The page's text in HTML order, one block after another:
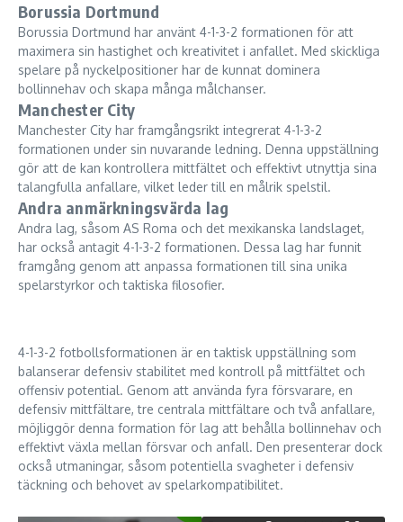
Borussia Dortmund
Borussia Dortmund har använt 4-1-3-2 formationen för att
maximera sin hastighet och kreativitet i anfallet. Med skickliga
spelare på nyckelpositioner har de kunnat dominera
bollinnehav och skapa många målchanser.
Manchester City
Manchester City har framgångsrikt integrerat 4-1-3-2
formationen under sin nuvarande ledning. Denna uppställning
gör att de kan kontrollera mittfältet och effektivt utnyttja sina
talangfulla anfallare, vilket leder till en målrik spelstil.
Andra anmärkningsvärda lag
Andra lag, såsom AS Roma och det mexikanska landslaget,
har också antagit 4-1-3-2 formationen. Dessa lag har funnit
framgång genom att anpassa formationen till sina unika
spelarstyrkor och taktiska filosofier.
4-1-3-2 fotbollsformationen är en taktisk uppställning som
balanserar defensiv stabilitet med kontroll på mittfältet och
offensiv potential. Genom att använda fyra försvarare, en
defensiv mittfältare, tre centrala mittfältare och två anfallare,
möjliggör denna formation för lag att behålla bollinnehav och
effektivt växla mellan försvar och anfall. Den presenterar dock
också utmaningar, såsom potentiella svagheter i defensiv
täckning och behovet av spelarkompatibilitet.